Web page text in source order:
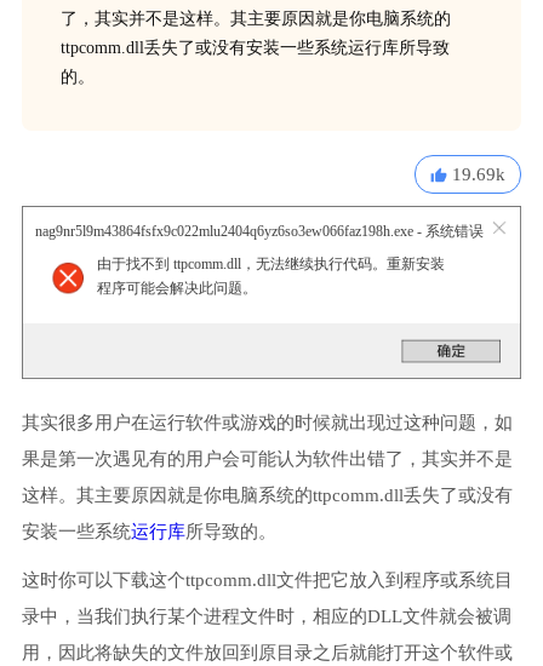
了，其实并不是这样。其主要原因就是你电脑系统的
ttpcomm.dll丢失了或没有安装一些系统运行库所导致
的。
19.69k
nag9nr5l9m43864fsfx9c022mlu2404q6yz6so3ew066faz198h.exe - 系统错误
由于找不到 ttpcomm.dll，无法继续执行代码。重新安装
程序可能会解决此问题。
其实很多用户在运行软件或游戏的时候就出现过这种问题，如
果是第一次遇见有的用户会可能认为软件出错了，其实并不是
这样。其主要原因就是你电脑系统的ttpcomm.dll丢失了或没有
安装一些系统运行库所导致的。
这时你可以下载这个ttpcomm.dll文件把它放入到程序或系统目
录中，当我们执行某个进程文件时，相应的DLL文件就会被调
用，因此将缺失的文件放回到原目录之后就能打开这个软件或